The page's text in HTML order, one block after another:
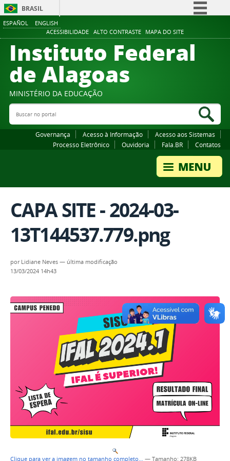
ESPAÑOL ENGLISH
ACESSIBILIDADE ALTO CONTRASTE MAPA DO SITE
BRASIL
Comunica BR
Participe
Canais
Instituto Federal
de Alagoas
MINISTÉRIO DA EDUCAÇÃO
Buscar no portal
Governança Acesso à Informação
Acesso aos Sistemas
Processo Eletrônico
Ouvidoria Fala.BR Contatos
CAPA SITE - 2024-03-
13T144537.779.png
por Lidiane Neves — última modificação
13/03/2024 14h43
Clique para ver a imagem no tamanho completo… — Tamanho: 278KB